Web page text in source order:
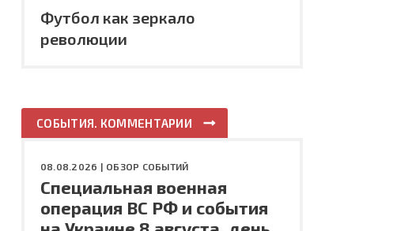
Футбол как зеркало
революции
СОБЫТИЯ. КОММЕНТАРИИ
08.08.2026 | ОБЗОР СОБЫТИЙ
Специальная военная
операция ВС РФ и события